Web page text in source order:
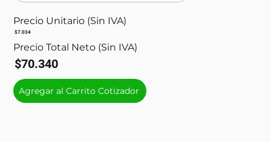
Precio Unitario (Sin IVA)
$7.034
Precio Total Neto (Sin IVA)
$70.340
Agregar al Carrito Cotizador